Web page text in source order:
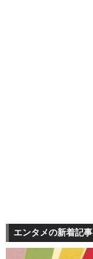
エンタメの新着記事